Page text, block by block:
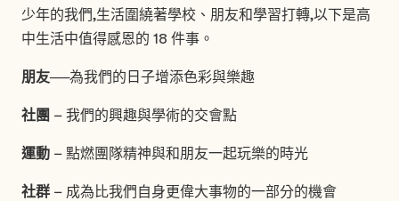
少年的我們,生活圍繞著學校、朋友和學習打轉,以下是高
中生活中值得感恩的 18 件事。
朋友──為我們的日子增添色彩與樂趣
社團 – 我們的興趣與學術的交會點
運動 – 點燃團隊精神與和朋友一起玩樂的時光
社群 – 成為比我們自身更偉大事物的一部分的機會